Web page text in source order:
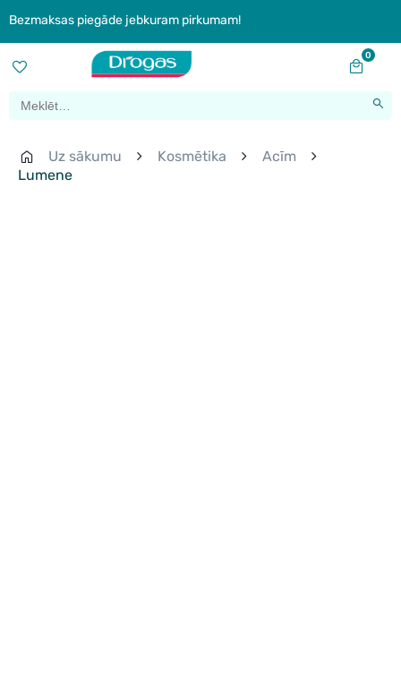
Bezmaksas piegāde jebkuram pirkumam!
0
Uz sākumu Kosmētika
Acīm
Lumene